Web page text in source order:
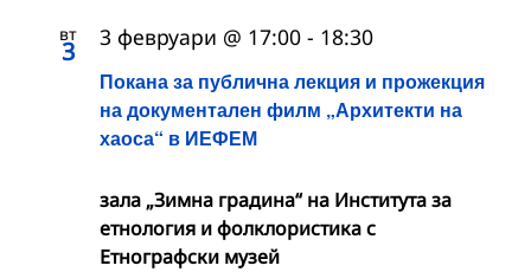
вт
3
Покана за публична лекция и прожекция
на документален филм „Архитекти на
хаоса“ в ИЕФЕМ
3 февруари @ 17:00 - 18:30
зала „Зимна градина“ на Института за
етнология и фолклористика с
Етнографски музей